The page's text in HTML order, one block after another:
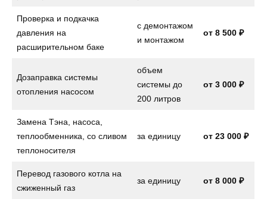
Проверка и подкачка
давления на
расширительном баке
с демонтажом
и монтажом
от 8 500 ₽
Дозаправка системы
отопления насосом
объем
системы до
200 литров
от 3 000 ₽
Замена Тэна, насоса,
теплообменника, со сливом
теплоносителя
за единицу от 23 000 ₽
Перевод газового котла на
сжиженный газ
за единицу от 8 000 ₽